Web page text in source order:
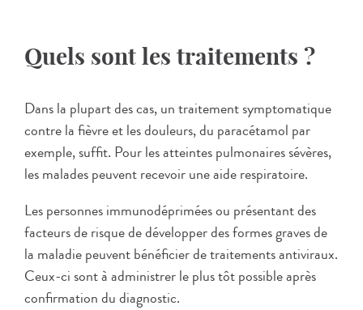
Quels sont les traitements ?
Dans la plupart des cas, un traitement symptomatique
contre la fièvre et les douleurs, du paracétamol par
exemple, suffit. Pour les atteintes pulmonaires sévères,
les malades peuvent recevoir une aide respiratoire.
Les personnes immunodéprimées ou présentant des
facteurs de risque de développer des formes graves de
la maladie peuvent bénéficier de traitements antiviraux.
Ceux-ci sont à administrer le plus tôt possible après
confirmation du diagnostic.